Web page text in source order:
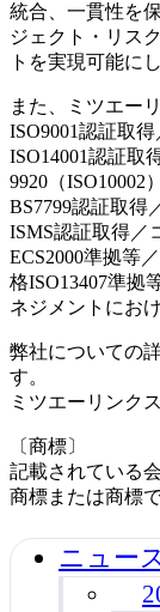
統合、一貫性を
ジェクト・リス
トを実現可能に
また、ミツエー
ISO9001認証取
ISO14001認証取
9920（ISO10002
BS7799認証取得
ISMS認証取得／
ECS2000準拠等
格ISO13407準拠
ネジメントにお
弊社についての
す。
ミツエーリンク
〔商標〕
記載されている
商標または商標で
ニュー